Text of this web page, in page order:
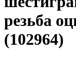
резьба
(102964)